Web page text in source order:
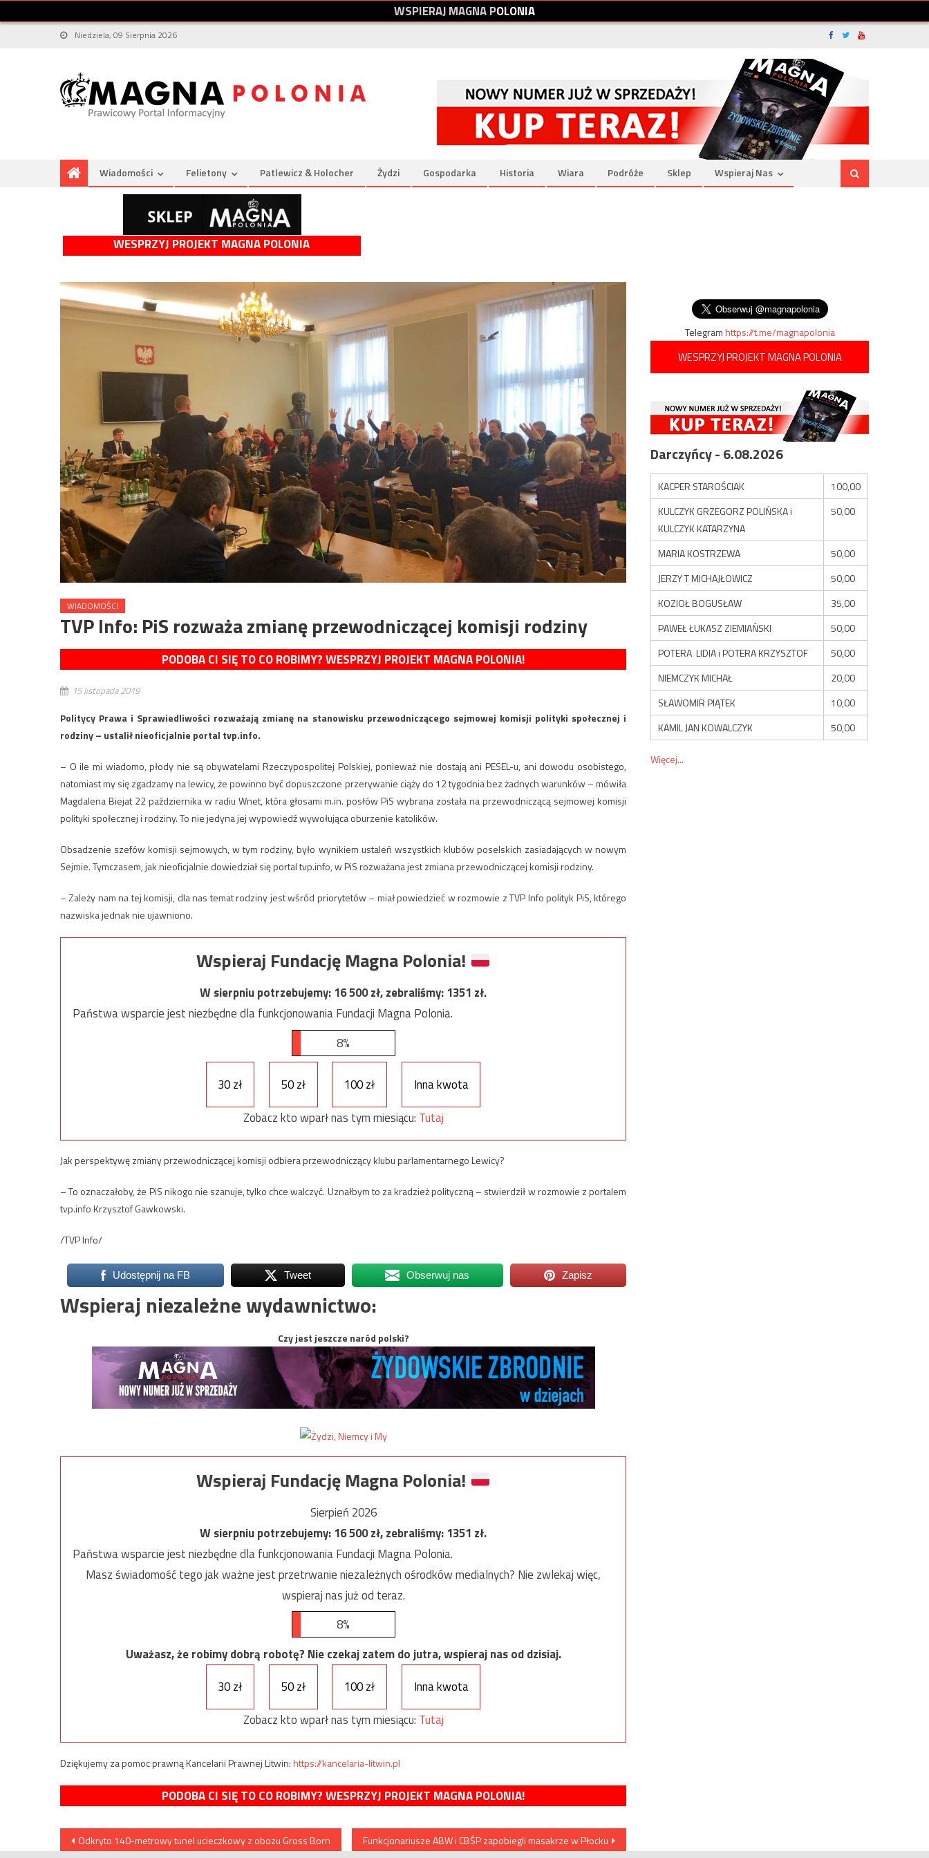
WSPIERAJMAGNAPOLONIA
Niedziela, 09 Sierpnia 2026
Wiadomości Felietony Patlewicz & Holocher Żydzi Gospodarka Historia Wiara Podróże Sklep Wspieraj Nas
WESPRZYJ PROJEKT MAGNA POLONIA
WIADOMOŚCI
TVP Info: PiS rozważa zmianę przewodniczącej komisji rodziny
PODOBA CI SIĘ TO CO ROBIMY? WESPRZYJ PROJEKT MAGNA POLONIA!
15 listopada 2019
Politycy Prawa i Sprawiedliwości rozważają zmianę na stanowisku przewodniczącego sejmowej komisji polityki społecznej i
rodziny – ustalił nieoficjalnie portal tvp.info.
– O ile mi wiadomo, płody nie są obywatelami Rzeczypospolitej Polskiej, ponieważ nie dostają ani PESEL-u, ani dowodu osobistego,
natomiast my się zgadzamy na lewicy, że powinno być dopuszczone przerywanie ciąży do 12 tygodnia bez żadnych warunków – mówiła
Magdalena Biejat 22 października w radiu Wnet, która głosami m.in. posłów PiS wybrana została na przewodniczącą sejmowej komisji
polityki społecznej i rodziny. To nie jedyna jej wypowiedź wywołująca oburzenie katolików.
Obsadzenie szefów komisji sejmowych, w tym rodziny, było wynikiem ustaleń wszystkich klubów poselskich zasiadających w nowym
Sejmie. Tymczasem, jak nieoficjalnie dowiedział się portal tvp.info, w PiS rozważana jest zmiana przewodniczącej komisji rodziny.
– Zależy nam na tej komisji, dla nas temat rodziny jest wśród priorytetów – miał powiedzieć w rozmowie z TVP Info polityk PiS, którego
nazwiska jednak nie ujawniono.
Wspieraj Fundację Magna Polonia!
W sierpniu potrzebujemy:16 500zł, zebraliśmy:1351 zł.
Państwa wsparcie jest niezbędne dla funkcjonowania Fundacji Magna Polonia.
8%
30 zł 50 zł 100 zł
Inna kwota
Zobacz kto wparł nas tym miesiącu: Tutaj
Jak perspektywę zmiany przewodniczącej komisji odbiera przewodniczący klubu parlamentarnego Lewicy?
– To oznaczałoby, że PiS nikogo nie szanuje, tylko chce walczyć. Uznałbym to za kradzież polityczną – stwierdził w rozmowie z portalem
tvp.info Krzysztof Gawkowski.
/TVP Info/
Udostępnij na FB Tweet Obserwuj nas Zapisz
Wspieraj niezależne wydawnictwo:
Czy jest jeszcze naród polski?
Wspieraj Fundację Magna Polonia!
Sierpień 2026
W sierpniu potrzebujemy:16 500zł, zebraliśmy:1351 zł.
Państwa wsparcie jest niezbędne dla funkcjonowania Fundacji Magna Polonia.
Masz świadomość tego jak ważne jest przetrwanie niezależnych ośrodków medialnych? Nie zwlekaj więc,
wspieraj nas już od teraz.
8%
Uważasz, że robimy dobrą robotę? Nie czekaj zatem do jutra, wspieraj nas od dzisiaj.
30 zł
50 zł 100 zł
Inna kwota
Zobacz kto wparł nas tym miesiącu: Tutaj
Dziękujemy za pomoc prawną Kancelarii Prawnej Litwin:https://kancelaria-litwin.pl
PODOBA CI SIĘ TO CO ROBIMY? WESPRZYJ PROJEKT MAGNA POLONIA!
Nawigacja
Odkryto 140-metrowy tunel ucieczkowy z obozu Gross Born Funkcjonariusze ABW i CBŚP zapobiegli masakrze w Płocku
Telegramhttps://t.me/magnapolonia
WESPRZYJ PROJEKT MAGNA POLONIA
Darczyńcy - 6.08.2026
KACPER STAROŚCIAK
100,00
KULCZYK GRZEGORZ POLIŃSKA i
KULCZYK KATARZYNA
50,00
MARIA KOSTRZEWA
50,00
JERZY T MICHAJŁOWICZ
50,00
KOZIOŁ BOGUSŁAW
35,00
PAWEŁ ŁUKASZ ZIEMIAŃSKI
50,00
POTERA LIDIA i POTERA KRZYSZTOF
50,00
NIEMCZYK MICHAŁ
20,00
SŁAWOMIR PIĄTEK
10,00
KAMIL JAN KOWALCZYK
50,00
Więcej...